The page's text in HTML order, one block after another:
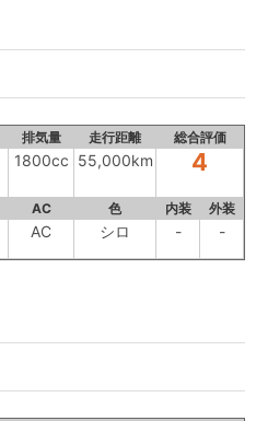
排気量 走行距離 総合評価
1800cc 55,000km 4
AC 色 内装 外装
AC シロ - -